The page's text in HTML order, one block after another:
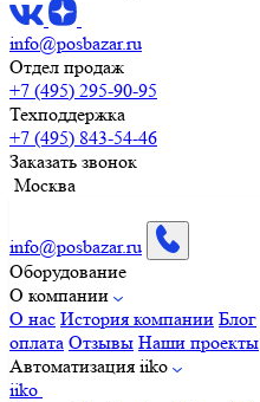
info@posbazar.ru
Отдел продаж
+7 (495) 295-90-95
Техподдержка
+7 (495) 843-54-46
Заказать звонок
Москва
info@posbazar.ru
Оборудование
О компании
О нас История компании Блог
оплата Отзывы Наши проекты
Автоматизация iiko
iiko